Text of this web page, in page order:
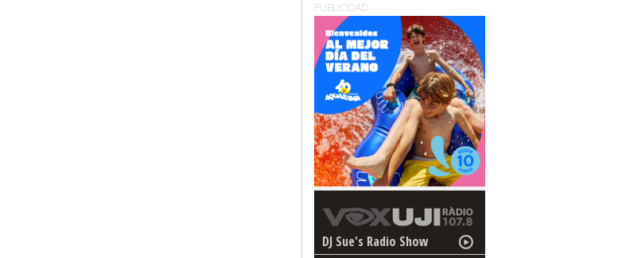
PUBLICIDAD
DJ Sue's Radio Show